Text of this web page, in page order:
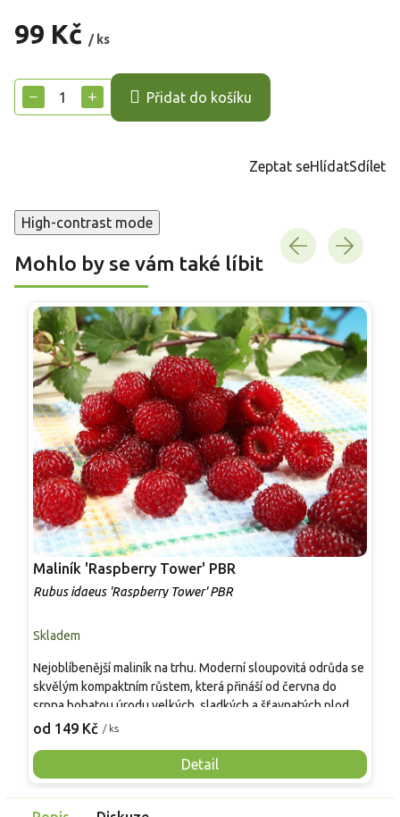
99 Kč / ks
cena:
+
− Přidat do košíku
Zeptat seHlídatSdílet
High-contrast mode
Mohlo by se vám také líbit
Maliník 'Raspberry Tower' PBR
Rubus idaeus 'Raspberry Tower' PBR
Skladem
od 149 Kč / ks
Detail
Nejoblíbenější maliník na trhu. Moderní sloupovitá odrůda se
skvělým kompaktním růstem, která přináší od června do
srpna bohatou úrodu velkých, sladkých a šťavnatých plodů.
Pevné vzpřímené výhony tvoří elegantní habitus bez
Mrazuvzdornost do −25 °C a spolehlivá vitalita z něj dělají
skvělou volbu pro každého pěstitele.